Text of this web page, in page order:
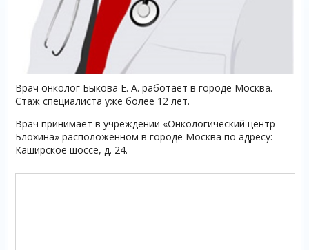
Врач онколог Быкова Е. А. работает в городе Москва.
Стаж специалиста уже более 12 лет.
Врач принимает в учреждении «Онкологический центр
Блохина» расположенном в городе Москва по адресу:
Каширское шоссе, д. 24.